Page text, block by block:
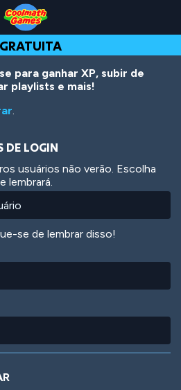
para ganhar XP, subir de
playlists e mais!
.
DE LOGIN
usuários não verão. Escolha
lembrará.
se de lembrar disso!